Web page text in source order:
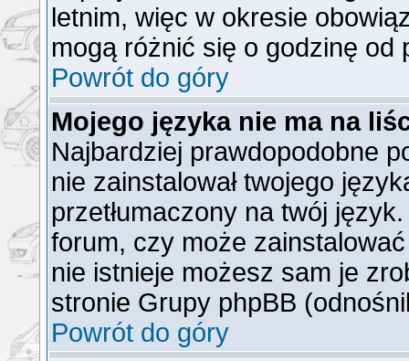
letnim, więc w okresie
mogą różnić się o godzinę od
Powrót do góry
Mojego języka nie ma na
Najbardziej prawdopodobne
nie zainstalował twojego
przetłumaczony na twój
forum, czy może
nie istnieje możesz sam je
stronie Grupy phpBB
Powrót do góry